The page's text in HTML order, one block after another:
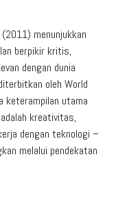
menunjukkan
berpikir kritis,
dengan dunia
oleh World
keterampilan utama
kreativitas,
dengan teknologi –
melalui pendekatan